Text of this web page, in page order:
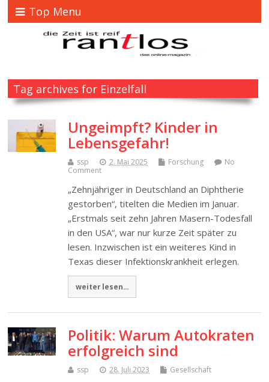
Top Menu
Tag archives for Einzelfall
Ungeimpft? Kinder in
Lebensgefahr!
ssp 2. Mai 2025 Forschung
No
Comment
„Zehnjähriger in Deutschland an Diphtherie
gestorben“, titelten die Medien im Januar.
„Erstmals seit zehn Jahren Masern-Todesfall
in den USA“, war nur kurze Zeit später zu
lesen. Inzwischen ist ein weiteres Kind in
Texas dieser Infektionskrankheit erlegen.
weiter lesen...
Politik: Warum Autokraten
erfolgreich sind
ssp 28. Juli 2023 Gesellschaft